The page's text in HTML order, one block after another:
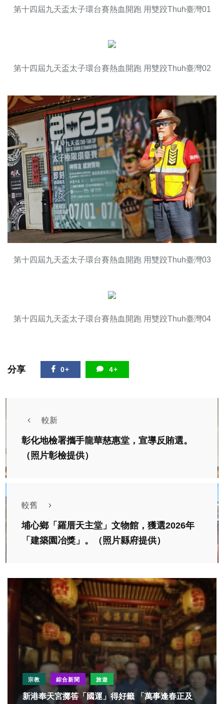
第十四屆九天盃太子環台賽熱血開跑 用雙跤Thuh臺灣01
第十四屆九天盃太子環台賽熱血開跑 用雙跤Thuh臺灣02
第十四屆九天盃太子環台賽熱血開跑 用雙跤Thuh臺灣03
第十四屆九天盃太子環台賽熱血開跑 用雙跤Thuh臺灣04
分享 0+ 4+
較新
彰化地檢署攜手龍華慈惠堂，宣導反賄選。
（照片彰檢提供）
較舊
埔心鄉「羅厝天主堂」文物館，獲選2026年
「建築園冶獎」。（照片縣府提供）
宗教 綜合新聞 旅遊
新港奉天宮擲筶「國運」得好籤 「萬事逢春正及